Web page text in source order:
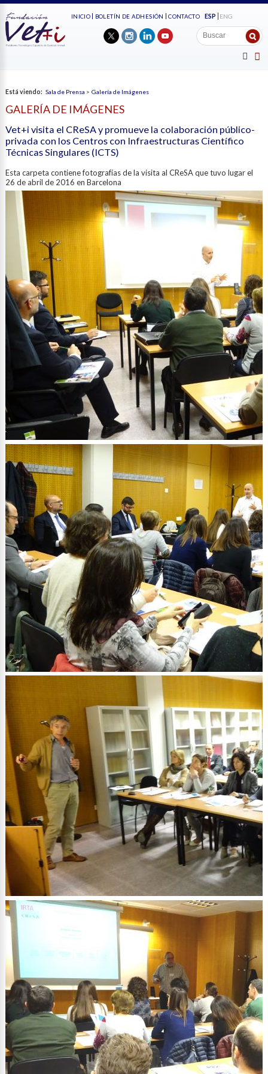
INICIO BOLETÍN DE ADHESIÓN CONTACTO ESP ENG
Está viendo: Sala de Prensa > Galería de Imágenes
GALERÍA DE IMÁGENES
Vet+i visita el CReSA y promueve la colaboración público-
privada con los Centros con Infraestructuras Científico
Técnicas Singulares (ICTS)
Esta carpeta contiene fotografías de la visita al CReSA que tuvo lugar el
26 de abril de 2016 en Barcelona